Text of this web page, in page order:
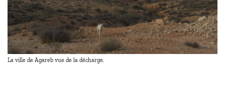
La ville de Agareb vue de la décharge.